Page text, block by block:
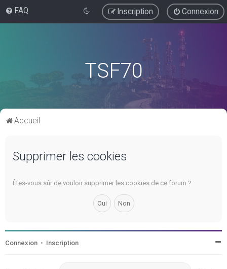
FAQ Connexion
Inscription
TSF70
Accueil
Supprimer les cookies
Êtes-vous sûr de vouloir supprimer les cookies de ce forum ?
Connexion • Inscription